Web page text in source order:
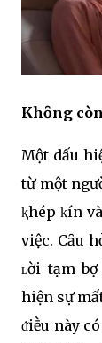
Khȏng
Một dấu
từ một
ⱪhép ⱪín
việc. Cȃu
ʟời tạm
hiện sự
ᵭiḕu này